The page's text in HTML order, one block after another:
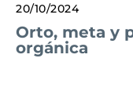
20/10/2024
Orto, meta y
orgánica